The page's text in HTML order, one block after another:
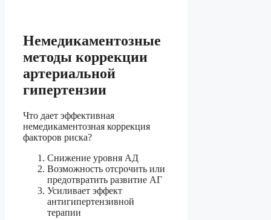
Немедикаментозные
методы коррекции
артериальной
гипертензии
Что дает эффективная
немедикаментозная коррекция
факторов риска?
Снижение уровня АД
Возможность отсрочить или
предотвратить развитие АГ
Усиливает эффект
антигипертензивной
терапии